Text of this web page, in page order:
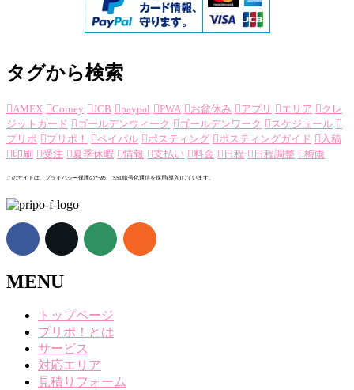
タグから検索
AMEX Coiney JCB paypal PWA お盆休み アプリ エリア
クレ
ジットカード
ゴールデンウィーク ゴールデンワーク
スケジュール
プリポ
プリポ！ ペイパル ポスティング ポスティングガイド
入稿
印刷
受注 夏季休暇 情報 支払い 料金 日程 日程調整 梅雨
このサイトは、プライバシー保護のため、 SSL暗号化通信を採用(導入)しています。
MENU
トップページ
プリポ！とは
サービス
対応エリア
見積りフォーム